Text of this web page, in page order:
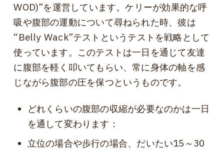
WOD)”を運営しています。ケリーが効果的な呼
吸や腹部の運動について尋ねられた時、彼は
“Belly Wack”テストというテストを戦略として
使っています。このテストは一日を通じて友達
に腹部を軽く叩いてもらい、常に身体の軸を感
じながら腹部の圧を保つというものです。
どれくらいの腹部の収縮が必要なのかは一日
を通して変わります：
立位の場合や歩行の場合、だいたい15～30